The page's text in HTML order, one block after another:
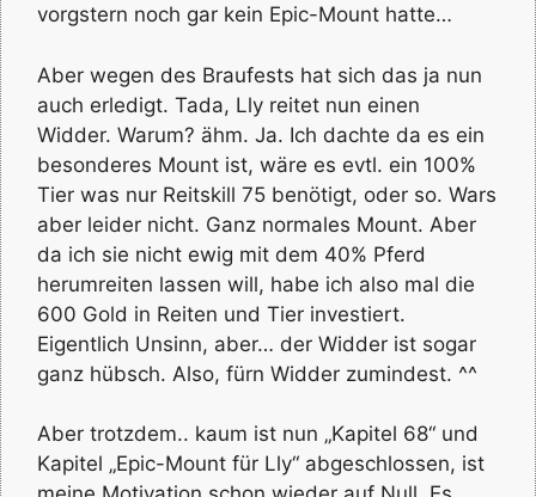
vorgstern noch gar kein Epic-Mount hatte…
Aber wegen des Braufests hat sich das ja nun
auch erledigt. Tada, Lly reitet nun einen
Widder. Warum? ähm. Ja. Ich dachte da es ein
besonderes Mount ist, wäre es evtl. ein 100%
Tier was nur Reitskill 75 benötigt, oder so. Wars
aber leider nicht. Ganz normales Mount. Aber
da ich sie nicht ewig mit dem 40% Pferd
herumreiten lassen will, habe ich also mal die
600 Gold in Reiten und Tier investiert.
Eigentlich Unsinn, aber… der Widder ist sogar
ganz hübsch. Also, fürn Widder zumindest. ^^
Aber trotzdem.. kaum ist nun „Kapitel 68“ und
Kapitel „Epic-Mount für Lly“ abgeschlossen, ist